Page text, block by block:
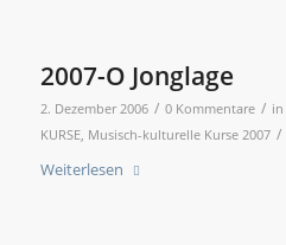
2007-O Jonglage
2. Dezember 2006 / 0 Kommentare / in
KURSE, Musisch-kulturelle Kurse 2007 /
Weiterlesen